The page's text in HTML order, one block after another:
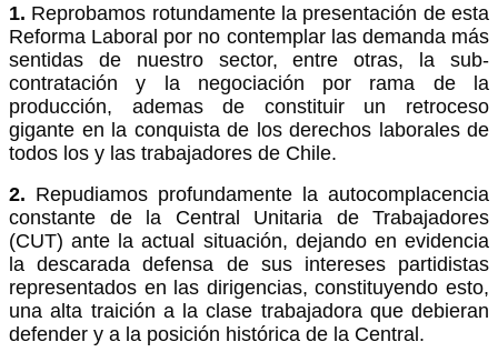
1. Reprobamos rotundamente la presentación de esta
Reforma Laboral por no contemplar las demanda más
sentidas de nuestro sector, entre otras, la sub-
contratación y la negociación por rama de la
producción, ademas de constituir un retroceso
gigante en la conquista de los derechos laborales de
todos los y las trabajadores de Chile.
2. Repudiamos profundamente la autocomplacencia
constante de la Central Unitaria de Trabajadores
(CUT) ante la actual situación, dejando en evidencia
la descarada defensa de sus intereses partidistas
representados en las dirigencias, constituyendo esto,
una alta traición a la clase trabajadora que debieran
defender y a la posición histórica de la Central.